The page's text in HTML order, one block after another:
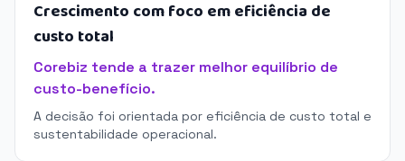
Crescimento com foco em eficiência de
custo total
Corebiz tende a trazer melhor equilíbrio de
custo-benefício.
A decisão foi orientada por eficiência de custo total e
sustentabilidade operacional.